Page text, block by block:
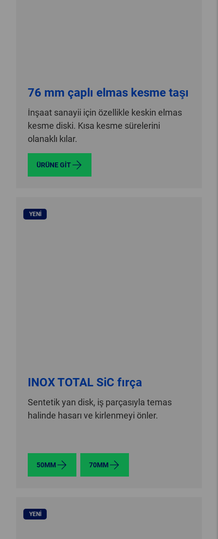
76 mm çaplı elmas kesme taşı
İnşaat sanayii için özellikle keskin elmas
kesme diski. Kısa kesme sürelerini
olanaklı kılar.
ÜRÜNE GIT
YENI
INOX TOTAL SiC fırça
Sentetik yan disk, iş parçasıyla temas
halinde hasarı ve kirlenmeyi önler.
50MM 70MM
YENI